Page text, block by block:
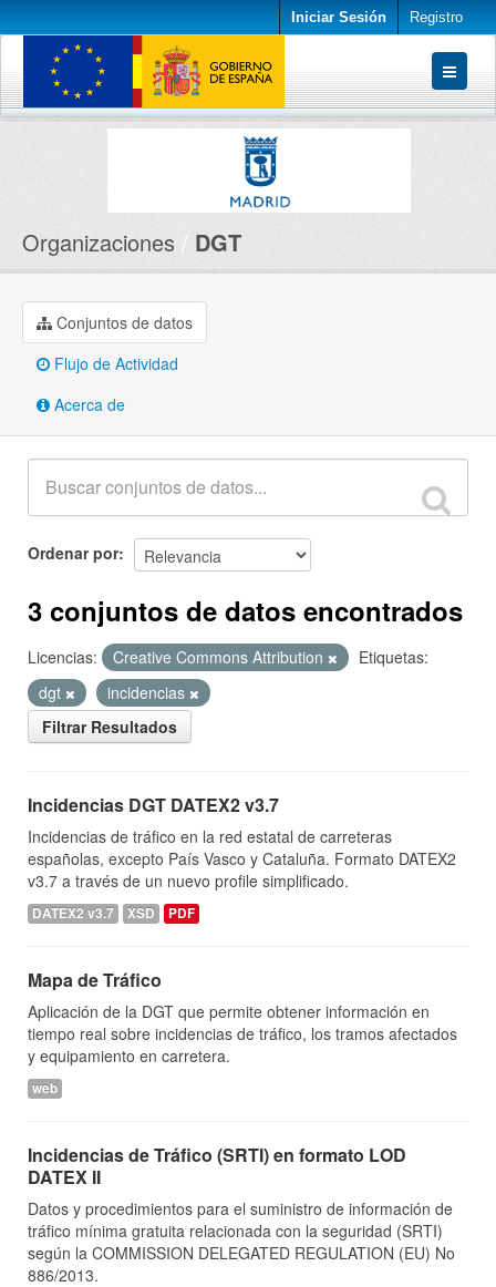
Iniciar Sesión Registro
Conjuntos de datos
Organizaciones DGT
Conjuntos de datos
Flujo de Actividad
Acerca de
Ordenar por
3 conjuntos de datos encontrados
Licencias: Creative Commons Attribution
Etiquetas:
dgt
incidencias
Filtrar Resultados
Incidencias DGT DATEX2 v3.7
Incidencias de tráfico en la red estatal de carreteras
españolas, excepto País Vasco y Cataluña. Formato DATEX2
v3.7 a través de un nuevo profile simplificado.
DATEX2 v3.7 XSD PDF
Mapa de Tráfico
Aplicación de la DGT que permite obtener información en
tiempo real sobre incidencias de tráfico, los tramos afectados
y equipamiento en carretera.
web
Incidencias de Tráfico (SRTI) en formato LOD
DATEX II
Datos y procedimientos para el suministro de información de
tráfico mínima gratuita relacionada con la seguridad (SRTI)
según la COMMISSION DELEGATED REGULATION (EU) No
886/2013.